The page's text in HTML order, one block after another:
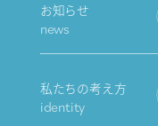
お知らせ
news
私たちの考え方
identity